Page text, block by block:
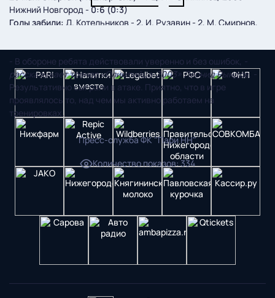
Нижний Новгород - 0:6 (0:3)
Голы забили: Д. Котельников - 2, И. Рузавин - 2, М. Смирнов,
- В обороне ребята действовали уверенно и без ошибок, -
рассказывает тренер «Олимпийца-2003» Леонид Рындов. -
Результативно сыграли в атаке. Приятно, что в игре
проявлялось то, над чем мы активно работаем на
тренировках.
Пресс-служба ФК "Пари НН"
Количество показов:334